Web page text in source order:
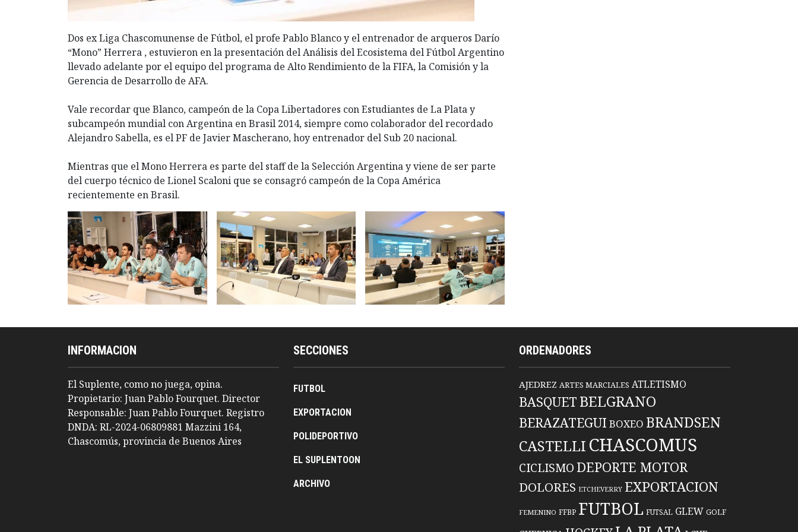
Dos ex Liga Chascomunense de Fútbol, el profe Pablo Blanco y el entrenador de arqueros Darío
“Mono” Herrera , estuvieron en la presentación del Análisis del Ecosistema del Fútbol Argentino
llevado adelante por el equipo del programa de Alto Rendimiento de la FIFA, la Comisión y la
Gerencia de Desarrollo de AFA.
Vale recordar que Blanco, campeón de la Copa Libertadores con Estudiantes de La Plata y
subcampeón mundial con Argentina en Brasil 2014, siempre como colaborador del recordado
Alejandro Sabella, es el PF de Javier Mascherano, hoy entrenador del Sub 20 nacional.
Mientras que el Mono Herrera es parte del staff de la Selección Argentina y viene de ser parte
del cuerpo técnico de Lionel Scaloni que se consagró campeón de la Copa América
recientemente en Brasil.
INFORMACION
El Suplente, como no juega, opina.
Propietario: Juan Pablo Fourquet. Director
Responsable: Juan Pablo Fourquet. Registro
DNDA: RL-2024-06809881 Mazzini 164,
Chascomús, provincia de Buenos Aires
SECCIONES
FUTBOL
EXPORTACION
POLIDEPORTIVO
EL SUPLENTOON
ARCHIVO
ORDENADORES
AJEDREZ ARTES MARCIALES ATLETISMO
BASQUET BELGRANO
BERAZATEGUIBOXEO BRANDSEN
CASTELLI CHASCOMUS
CICLISMO DEPORTE MOTOR
DOLORES ETCHEVERRY EXPORTACION
FEMENINO FFBP FUTBOL FUTSAL GLEW GOLF